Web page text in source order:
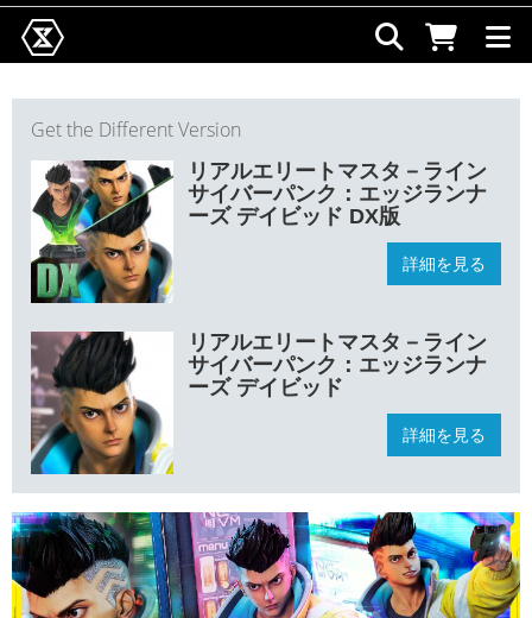
Get the Different Version
リアルエリートマスタ－ライン
サイバーパンク：エッジランナ
ーズ デイビッド DX版
詳細を見る
リアルエリートマスタ－ライン
サイバーパンク：エッジランナ
ーズ デイビッド
詳細を見る